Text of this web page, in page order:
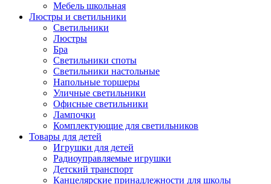
Мебель школьная
Люстры и светильники
Светильники
Люстры
Бра
Светильники споты
Светильники настольные
Напольные торшеры
Уличные светильники
Офисные светильники
Лампочки
Комплектующие для светильников
Товары для детей
Игрушки для детей
Радиоуправляемые игрушки
Детский транспорт
Канцелярские принадлежности для школы